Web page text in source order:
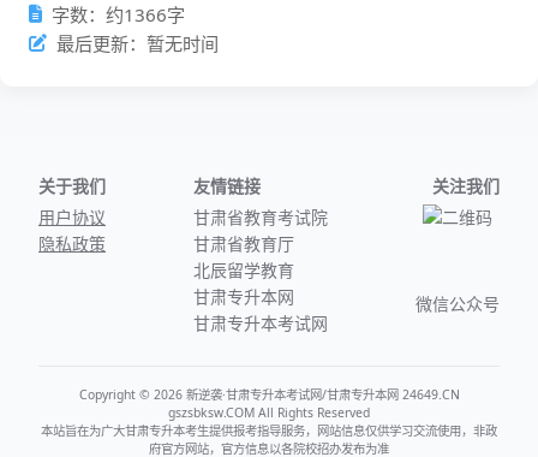
字数：约1366字
最后更新：暂无时间
关于我们
用户协议
隐私政策
友情链接
甘肃省教育考试院
甘肃省教育厅
北辰留学教育
甘肃专升本网
甘肃专升本考试网
关注我们
微信公众号
Copyright © 2026 新逆袭·甘肃专升本考试网/甘肃专升本网 24649.CN
gszsbksw.COM All Rights Reserved
本站旨在为广大甘肃专升本考生提供报考指导服务，网站信息仅供学习交流使用，非政
府官方网站，官方信息以各院校招办发布为准